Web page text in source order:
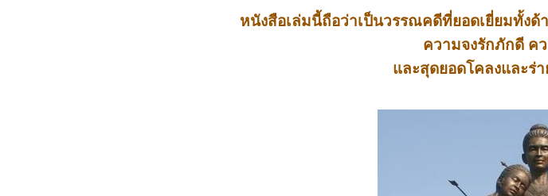
หนังสือเล่มนี้ถือว่าเป็นวรรณคดีที่ยอดเยี่ยมทั้งด้
ความจงรักภักดี ค
และสุดยอดโคลงและร่